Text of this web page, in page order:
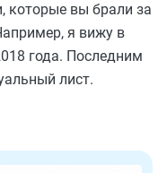
которые вы брали за
я вижу в
года. Последним
лист.